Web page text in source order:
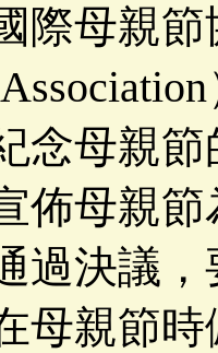
際母親節
念母親
佈母親
過決議
母親節